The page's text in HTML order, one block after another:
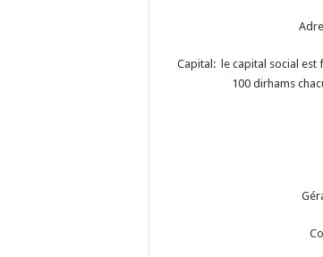
Capital: le capital social est
100 dirhams